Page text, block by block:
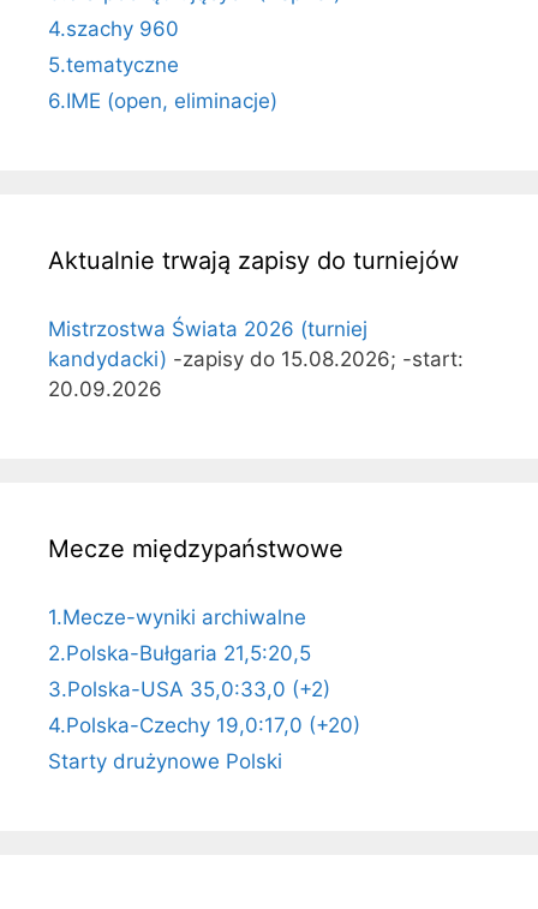
4.szachy 960
5.tematyczne
6.IME (open, eliminacje)
Aktualnie trwają zapisy do turniejów
Mistrzostwa Świata 2026 (turniej
kandydacki) -zapisy do 15.08.2026; -start:
20.09.2026
Mecze międzypaństwowe
1.Mecze-wyniki archiwalne
2.Polska-Bułgaria 21,5:20,5
3.Polska-USA 35,0:33,0 (+2)
4.Polska-Czechy 19,0:17,0 (+20)
Starty drużynowe Polski